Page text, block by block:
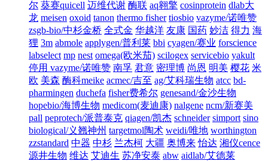
尔 葵赛quicell 迈维代谢 酶联 aq翱擎 cosinprotein dlab大
龙 meisen oxoid tanon thermo fisher tiosbio vazyme/诺唯赞
zsgb-bio/中杉金桥 全式金 华越洋 友康 国药 妙洁 得力 海
狸 3m abmole applygen/普利莱 bbi cyagen/赛业 forscience
labselect mp nest omega(欧米茄) scilogex servicebio yakult
停用 vazyme/诺唯赞 南孚 君意 密理博 尚恩 明美 樱花 米
欧 美森 酶科meike acmec/吉至 ag/艾科瑞生物 atcc bd-
pharmingen duchefa fisher费希尔 genesand/金沙生物
hopebio/海博生物 medicom(麦迪康) nalgene ncm/新赛美
pall peprotech/派普泰克 qiagen/凯杰 schneider simport sino
biological/义翘神州 targetmol陶术 weidi/唯地 worthington
zzstandard 中器 中杉 兰杰柯 大疆 奥博来 怡达 湘仪cence
源井生物 维达 艾迪生 苏净安泰 abw aidlab/艾德莱